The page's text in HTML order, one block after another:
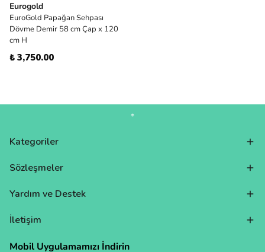
Eurogold
EuroGold Papağan Sehpası
Dövme Demir 58 cm Çap x 120
cm H
₺ 3,750.00
Kategoriler
Sözleşmeler
Yardım ve Destek
İletişim
Mobil Uygulamamızı İndirin